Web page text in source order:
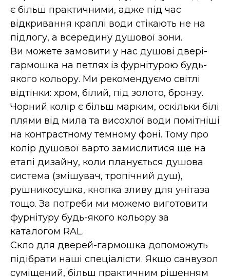
є більш практичними, адже під час
відкривання краплі води стікають не на
підлогу, а всередину душової зони.
Ви можете замовити у нас душові двері-
гармошка на петлях із фурнітурою будь-
якого кольору. Ми рекомендуємо світлі
відтінки: хром, білий, під золото, бронзу.
Чорний колір є більш марким, оскільки білі
плями від мила та висохлої води помітніші
на контрастному темному фоні. Тому про
колір душової варто замислитися ще на
етапі дизайну, коли планується душова
система (змішувач, тропічний душ),
рушникосушка, кнопка зливу для унітаза
тощо. За потреби ми можемо виготовити
фурнітуру будь-якого кольору за
каталогом RAL.
Скло для дверей-гармошка допоможуть
підібрати наші спеціалісти. Якщо санвузол
суміщений, більш практичним рішенням